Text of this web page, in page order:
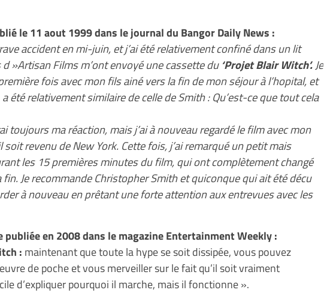
le 11 aout 1999 dans le journal du Bangor Daily News :
accident en mi-juin, et j’ai été relativement confiné dans un lit
»Artisan Films m’ont envoyé une cassette du ‘Projet Blair Witch’.Je
fois avec mon fils ainé vers la fin de mon séjour à l’hopital, et
été relativement similaire de celle de Smith : Qu’est-ce que tout cela
toujours ma réaction, mais j’ai à nouveau regardé le film avec mon
soit revenu de New York. Cette fois, j’ai remarqué un petit mais
les 15 premières minutes du film, qui ont complètement changé
Je recommande Christopher Smith et quiconque qui ait été décu
à nouveau en prêtant une forte attention aux entrevues avec les
publiée en 2008 dans le magazine Entertainment Weekly :
: maintenant que toute la hype se soit dissipée, vous pouvez
de poche et vous merveiller sur le fait qu’il soit vraiment
d’expliquer pourquoi il marche, mais il fonctionne ».